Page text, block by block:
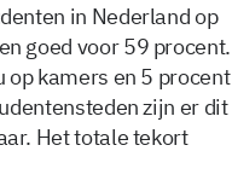
in Nederland op
goed voor 59 procent.
kamers en 5 procent
zijn er dit
Het totale tekort